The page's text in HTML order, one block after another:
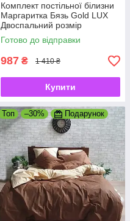
Комплект постільної білизни
Маргаритка Бязь Gold LUX
Двоспальний розмір
175х215см
Готово до відправки
987 ₴ 1 410 ₴
Купити
Топ –30% Подарунок